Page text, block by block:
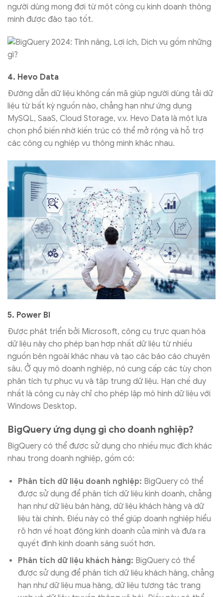
người dùng mong đợi từ một công cụ kinh doanh thông
minh được đào tạo tốt.
4. Hevo Data
Đường dẫn dữ liệu không cần mã giúp người dùng tải dữ
liệu từ bất kỳ nguồn nào, chẳng hạn như ứng dụng
MySQL, SaaS, Cloud Storage, v.v. Hevo Data là một lựa
chọn phổ biến nhờ kiến trúc có thể mở rộng và hỗ trợ
các công cụ nghiệp vụ thông minh khác nhau.
5. Power BI
Được phát triển bởi Microsoft, công cụ trực quan hóa
dữ liệu này cho phép bạn hợp nhất dữ liệu từ nhiều
nguồn bên ngoài khác nhau và tạo các báo cáo chuyên
sâu. Ở quy mô doanh nghiệp, nó cung cấp các tùy chọn
phân tích tự phục vụ và tập trung dữ liệu. Hạn chế duy
nhất là công cụ này chỉ cho phép lập mô hình dữ liệu với
Windows Desktop.
BigQuery ứng dụng gì cho doanh nghiệp?
BigQuery có thể được sử dụng cho nhiều mục đích khác
nhau trong doanh nghiệp, gồm có:
Phân tích dữ liệu doanh nghiệp: BigQuery có thể
được sử dụng để phân tích dữ liệu kinh doanh, chẳng
hạn như dữ liệu bán hàng, dữ liệu khách hàng và dữ
liệu tài chính. Điều này có thể giúp doanh nghiệp hiểu
rõ hơn về hoạt động kinh doanh của mình và đưa ra
quyết định kinh doanh sáng suốt hơn.
Phân tích dữ liệu khách hàng: BigQuery có thể
được sử dụng để phân tích dữ liệu khách hàng, chẳng
hạn như dữ liệu mua hàng, dữ liệu tương tác trang